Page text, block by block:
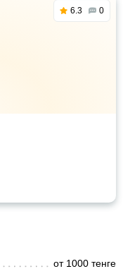
6.3 0
от 1000 тенге